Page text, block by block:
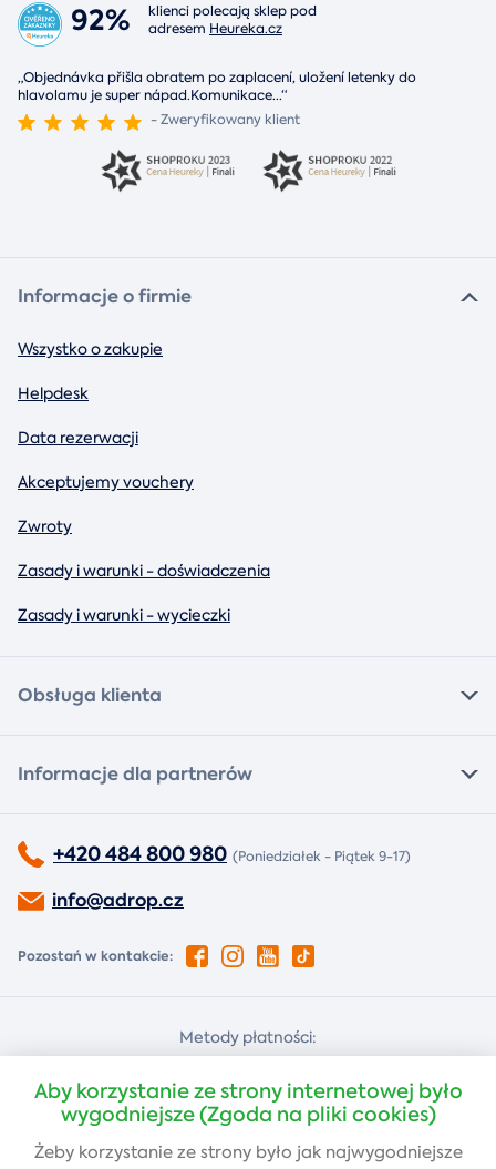
92%
klienci polecają sklep pod
adresem Heureka.cz
„Objednávka přišla obratem po zaplacení, uložení letenky do
hlavolamu je super nápad.Komunikace...“
- Zweryfikowany klient
Informacje o firmie
Wszystko o zakupie
Helpdesk
Data rezerwacji
Akceptujemy vouchery
Zwroty
Zasady i warunki - doświadczenia
Zasady i warunki - wycieczki
Obsługa klienta
Informacje dla partnerów
+420 484 800 980 (Poniedziałek - Piątek 9-17)
info@adrop.cz
Pozostań w kontakcie:
Metody płatności:
Za pobraniem Płatność kartą
Przelew bankowy
Aby korzystanie ze strony internetowej było
wygodniejsze (Zgoda na pliki cookies)
Żeby korzystanie ze strony było jak najwygodniejsze